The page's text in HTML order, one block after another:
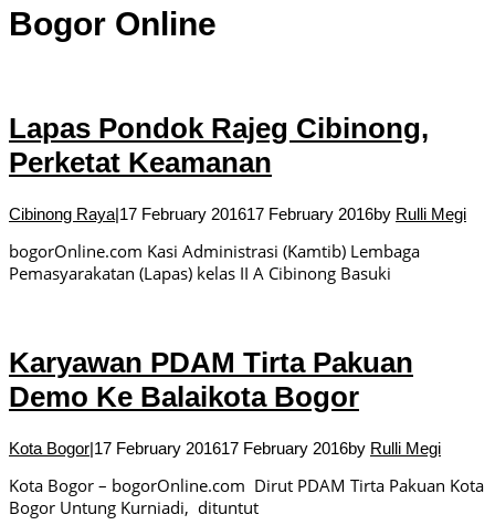
Bogor Online
Lapas Pondok Rajeg Cibinong,
Perketat Keamanan
Cibinong Raya|17 February 201617 February 2016by Rulli Megi
bogorOnline.com Kasi Administrasi (Kamtib) Lembaga
Pemasyarakatan (Lapas) kelas II A Cibinong Basuki
Karyawan PDAM Tirta Pakuan
Demo Ke Balaikota Bogor
Kota Bogor|17 February 201617 February 2016by Rulli Megi
Kota Bogor – bogorOnline.com Dirut PDAM Tirta Pakuan Kota
Bogor Untung Kurniadi, dituntut